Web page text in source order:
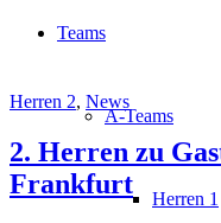
Teams
A-Teams
Herren 1
Herren 2, News
2. Herren zu
Frankfurt